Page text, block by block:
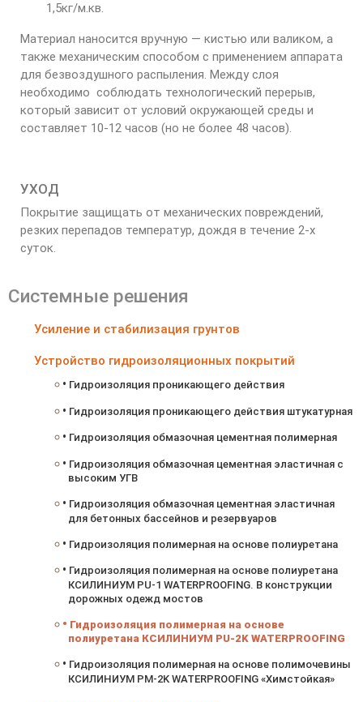
1,5кг/м.кв.
Материал наносится вручную — кистью или валиком, а
также механическим способом с применением аппарата
для безвоздушного распыления. Между слоя
необходимо соблюдать технологический перерыв,
который зависит от условий окружающей среды и
составляет 10-12 часов (но не более 48 часов).
УХОД
Покрытие защищать от механических повреждений,
резких перепадов температур, дождя в течение 2-х
суток.
Системные решения
Усиление и стабилизация грунтов
Устройство гидроизоляционных покрытий
Гидроизоляция проникающего действия
Гидроизоляция проникающего действия штукатурная
Гидроизоляция обмазочная цементная полимерная
Гидроизоляция обмазочная цементная эластичная с
высоким УГВ
Гидроизоляция обмазочная цементная эластичная
для бетонных бассейнов и резервуаров
Гидроизоляция полимерная на основе полиуретана
Гидроизоляция полимерная на основе полиуретана
КСИЛИНИУМ PU-1 WATERPROOFING. В конструкции
дорожных одежд мостов
Гидроизоляция полимерная на основе
полиуретана КСИЛИНИУМ PU-2K WATERPROOFING
Гидроизоляция полимерная на основе полимочевины
КСИЛИНИУМ PM-2K WATERPROOFING «Химстойкая»